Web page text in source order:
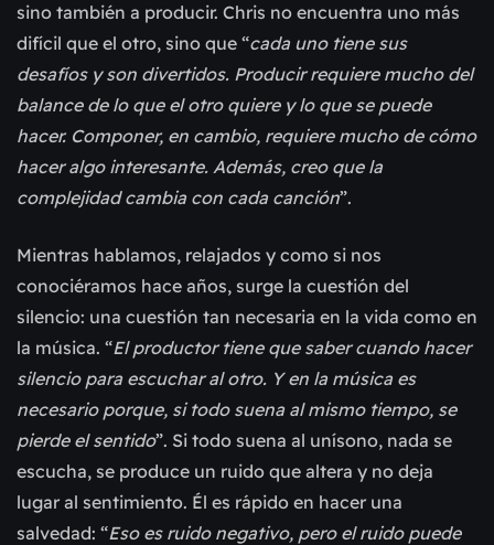
sino también a producir. Chris no encuentra uno más
difícil que el otro, sino que “cada uno tiene sus
desafíos y son divertidos. Producir requiere mucho del
balance de lo que el otro quiere y lo que se puede
hacer. Componer, en cambio, requiere mucho de cómo
hacer algo interesante. Además, creo que la
complejidad cambia con cada canción”.
Mientras hablamos, relajados y como si nos
conociéramos hace años, surge la cuestión del
silencio: una cuestión tan necesaria en la vida como en
la música. “El productor tiene que saber cuando hacer
silencio para escuchar al otro. Y en la música es
necesario porque, si todo suena al mismo tiempo, se
pierde el sentido”. Si todo suena al unísono, nada se
escucha, se produce un ruido que altera y no deja
lugar al sentimiento. Él es rápido en hacer una
salvedad: “Eso es ruido negativo, pero el ruido puede